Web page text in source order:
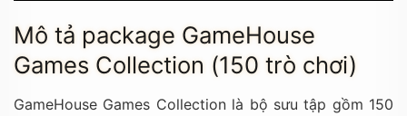
Mô tả package GameHouse
Games Collection (150 trò chơi)
GameHouse Games Collection là bộ sưu tập gồm 150